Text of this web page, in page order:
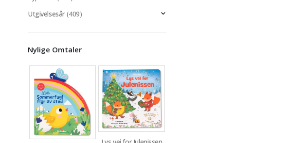
Utgivelsesår (409)
Nylige Omtaler